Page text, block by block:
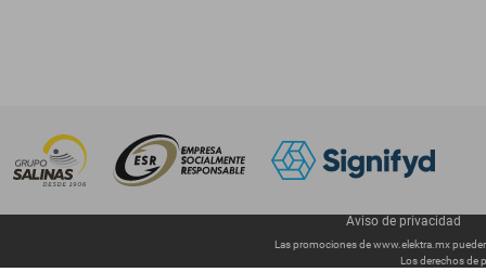
Aviso de privacidad
Las promociones dewww.elektra.mx
Los derechos de